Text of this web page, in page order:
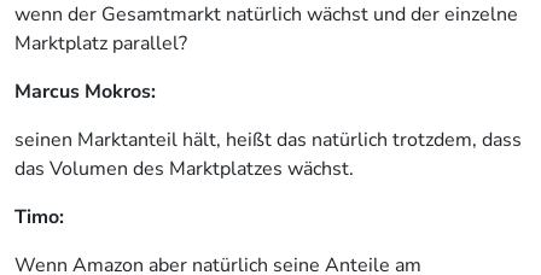
wenn der Gesamtmarkt natürlich wächst und der einzelne
Marktplatz parallel?
Marcus Mokros:
seinen Marktanteil hält, heißt das natürlich trotzdem, dass
das Volumen des Marktplatzes wächst.
Timo:
Wenn Amazon aber natürlich seine Anteile am